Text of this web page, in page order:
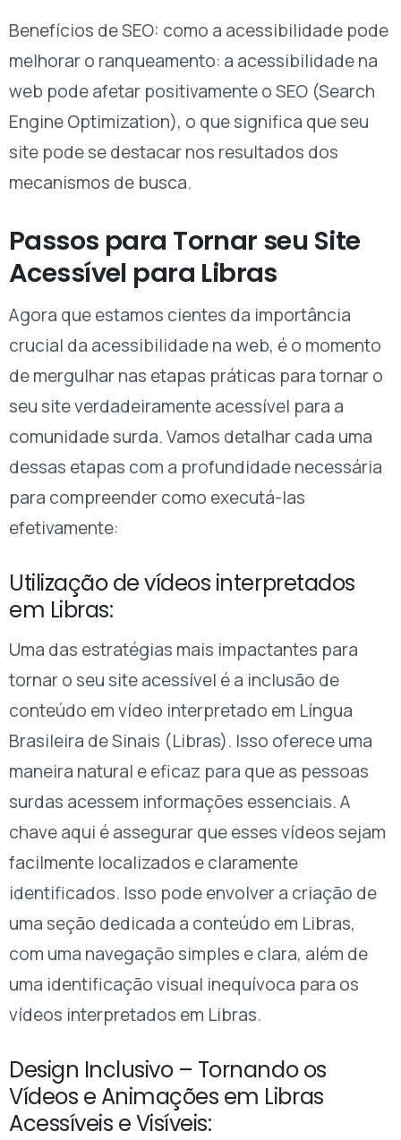
Benefícios de SEO: como a acessibilidade pode
melhorar o ranqueamento: a acessibilidade na
web pode afetar positivamente o SEO (Search
Engine Optimization), o que significa que seu
site pode se destacar nos resultados dos
mecanismos de busca.
Passos para Tornar seu Site
Acessível para Libras
Agora que estamos cientes da importância
crucial da acessibilidade na web, é o momento
de mergulhar nas etapas práticas para tornar o
seu site verdadeiramente acessível para a
comunidade surda. Vamos detalhar cada uma
dessas etapas com a profundidade necessária
para compreender como executá-las
efetivamente:
Utilização de vídeos interpretados
em Libras:
Uma das estratégias mais impactantes para
tornar o seu site acessível é a inclusão de
conteúdo em vídeo interpretado em Língua
Brasileira de Sinais (Libras). Isso oferece uma
maneira natural e eficaz para que as pessoas
surdas acessem informações essenciais. A
chave aqui é assegurar que esses vídeos sejam
facilmente localizados e claramente
identificados. Isso pode envolver a criação de
uma seção dedicada a conteúdo em Libras,
com uma navegação simples e clara, além de
uma identificação visual inequívoca para os
vídeos interpretados em Libras.
Design Inclusivo – Tornando os
Vídeos e Animações em Libras
Acessíveis e Visíveis: